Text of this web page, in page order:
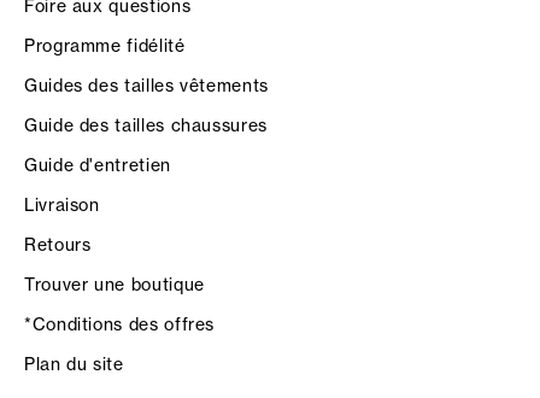
Foire aux questions
Programme fidélité
Guides des tailles vêtements
Guide des tailles chaussures
Guide d'entretien
Livraison
Retours
Trouver une boutique
*Conditions des offres
Plan du site